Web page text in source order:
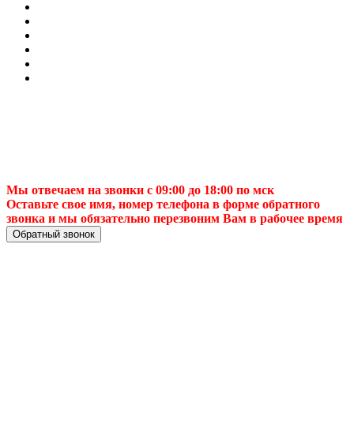
Мы отвечаем на звонки с 09:00 до 18:00 по мск
Оставьте свое имя, номер телефона в форме обратного
звонка и мы обязательно перезвоним Вам в рабочее время
Обратный звонок